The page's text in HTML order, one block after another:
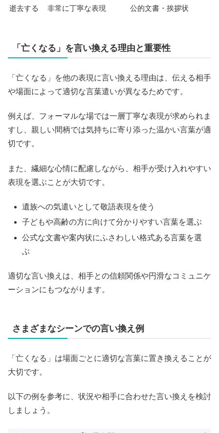
逝去する 非常に丁寧な表現 公的文書・挨拶状
「亡くなる」を言い換える理由と重要性
「亡くなる」を他の表現に言い換える理由は、伝える相手
や場面によって適切な言葉遣いが異なるためです。
例えば、フォーマルな場では一層丁寧な表現が求められま
すし、親しい間柄では気持ちに寄り添った温かい言葉が適
切です。
また、繊細な心情に配慮しながら、相手が受け入れやすい
表現を選ぶことが大切です。
遺族への気遣いとして敬語表現を使う
子どもや高齢の方に向けて分かりやすい言葉を選ぶ
公式な文書や案内状にふさわしい格式ある言葉を選
ぶ
適切な言い換えは、相手との信頼関係や円滑なコミュニケ
ーションにもつながります。
さまざまなシーンでの言い換え例
「亡くなる」は場面ごとに適切な言葉に置き換えることが
大切です。
以下の例を参考に、状況や相手に合わせた言い換えを検討
しましょう。